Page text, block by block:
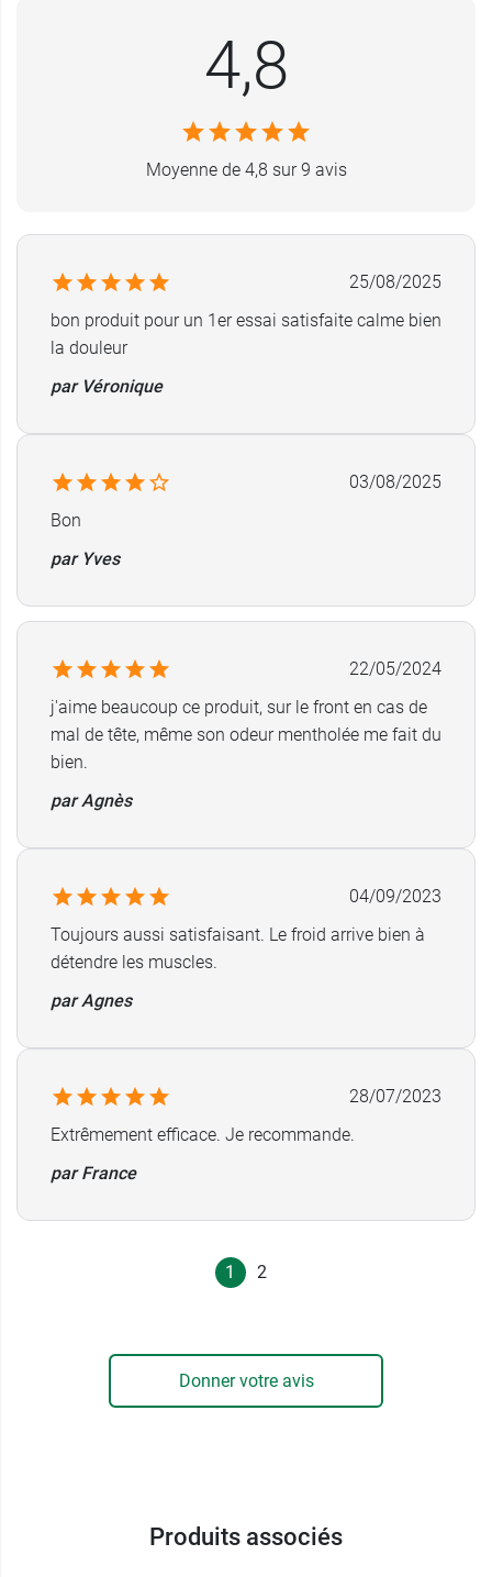
Usage externe, Odeur non persistante, Texture
non grasse, Ne tache pas
Ce produit antalgique existe également en
Conditionnement :
4,8
Moyenne de 4,8 sur 9 avis
25/08/2025
bon produit pour un 1er essai satisfaite calme bien
la douleur
par Véronique
03/08/2025
Bon
par Yves
22/05/2024
j'aime beaucoup ce produit, sur le front en cas de
mal de tête, même son odeur mentholée me fait du
bien.
par Agnès
04/09/2023
Toujours aussi satisfaisant. Le froid arrive bien à
détendre les muscles.
par Agnes
28/07/2023
Extrêmement efficace. Je recommande.
par France
1 2
Donner votre avis
Produits associés